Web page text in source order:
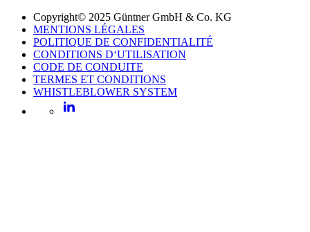
Copyright© 2025 Güntner GmbH & Co. KG
MENTIONS LÉGALES
POLITIQUE DE CONFIDENTIALITÉ
CONDITIONS D‘UTILISATION
CODE DE CONDUITE
TERMES ET CONDITIONS
WHISTLEBLOWER SYSTEM